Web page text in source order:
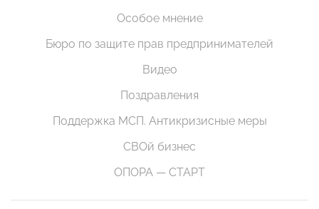
Особое мнение
Бюро по защите прав предпринимателей
Видео
Поздравления
Поддержка МСП. Антикризисные меры
СВОй бизнес
ОПОРА — СТАРТ